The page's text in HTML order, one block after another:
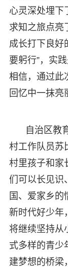
心灵深处埋下
求知之旅点亮
成长打下良好
要躬行”，实
相信，通过此
回忆中一抹亮
自治区教
村工作队员苏
村里孩子和家
们可以长见识
国、爱家乡的
新时代好少年
将继续坚持从
式多样的青少
建梦想的桥梁